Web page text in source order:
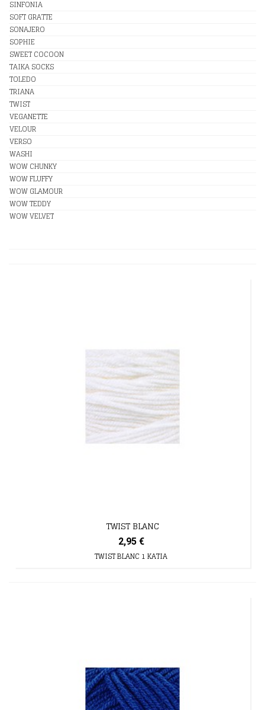
SINFONIA
SOFT GRATTE
SONAJERO
SOPHIE
SWEET COCOON
TAIKA SOCKS
TOLEDO
TRIANA
TWIST
VEGANETTE
VELOUR
VERSO
WASHI
WOW CHUNKY
WOW FLUFFY
WOW GLAMOUR
WOW TEDDY
WOW VELVET
TWIST BLANC
2,95 €
TWIST BLANC 1 KATIA